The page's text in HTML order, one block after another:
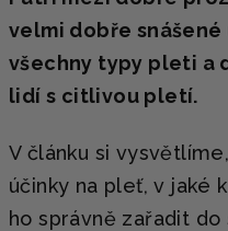
velmi dobře
všechny typy pleti a
lidí s citlivou pletí.
V článku si
účinky na pleť, v jaké
ho správně zařadit